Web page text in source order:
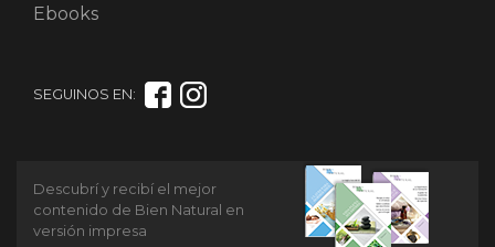
Ebooks
SEGUINOS EN:
Descubrí y recibí el mejor
contenido de Bien Natural en
versión impresa